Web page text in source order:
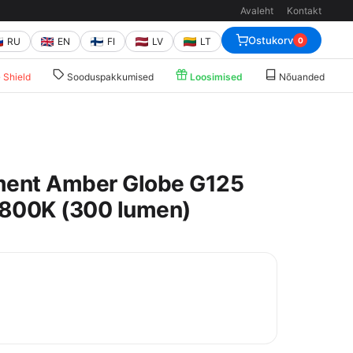
Avaleht Kontakt
RU EN FI LV LT Ostukorv 0
Shield Sooduspakkumised Loosimised Nõuanded
Amber Globe G125
(300 lumen)